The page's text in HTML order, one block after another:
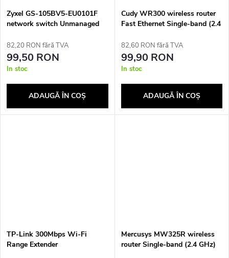
Zyxel GS-105BV5-EU0101F
network switch Unmanaged
(10/100/1000)
82,20 RON fără TVA
99,50 RON
In stoc
ADAUGĂ ÎN COŞ
Cudy WR300 wireless router
Fast Ethernet Single-band (2.4
82,60 RON fără TVA
99,90 RON
In stoc
ADAUGĂ ÎN COŞ
TP-Link 300Mbps Wi-Fi
Range Extender
Mercusys MW325R wireless
router Single-band (2.4 GHz)